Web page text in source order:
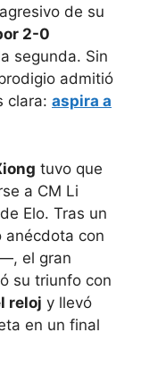
de su
2-0
segunda. Sin
admitió
clara: aspira a
tuvo que
a CM Li
Elo. Tras un
con
el gran
su triunfo con
reloj y llevó
en un final